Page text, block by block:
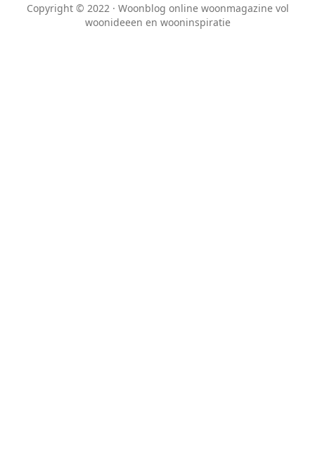
Copyright © 2022 · Woonblog online woonmagazine vol
woonideeen en wooninspiratie